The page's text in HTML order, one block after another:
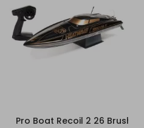
Pro Boat Recoil 2 26